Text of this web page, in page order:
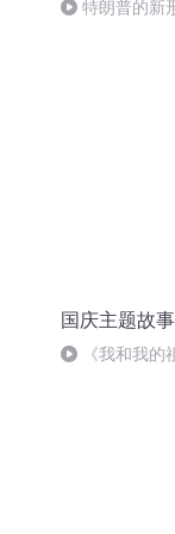
特朗普的新
国庆主题故
《我和我的